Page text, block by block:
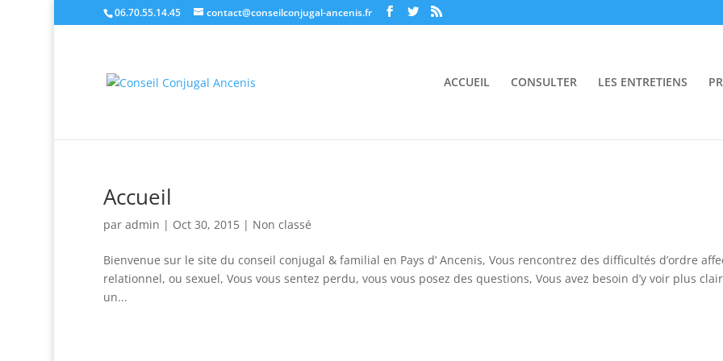
06.70.55.14.45 contact@conseilconjugal-ancenis.fr
ACCUEIL CONSULTER LES ENTRETIENS
Accueil
par admin | Oct 30, 2015| Non classé
Bienvenue sur le site du conseil conjugal & familial en Pays d’ Ancenis, Vous rencontrez des difficultés d’ordre
relationnel, ou sexuel, Vous vous sentez perdu, vous vous posez des questions, Vous avez besoin d’y voir plus
un...